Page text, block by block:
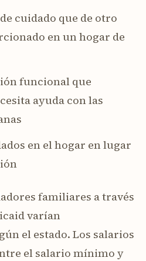
cuidado que de otro
en un hogar de
funcional que
ayuda con las
en el hogar en lugar
familiares a través
varían
el estado. Los salarios
el salario mínimo y